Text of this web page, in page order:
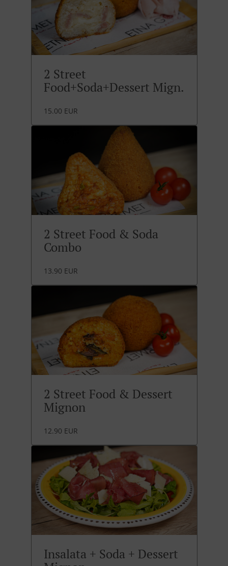
2 Street
Food+Soda+Dessert Mign.
15.00 EUR
2 Street Food & Soda
Combo
13.90 EUR
2 Street Food & Dessert
Mignon
12.90 EUR
Insalata + Soda + Dessert